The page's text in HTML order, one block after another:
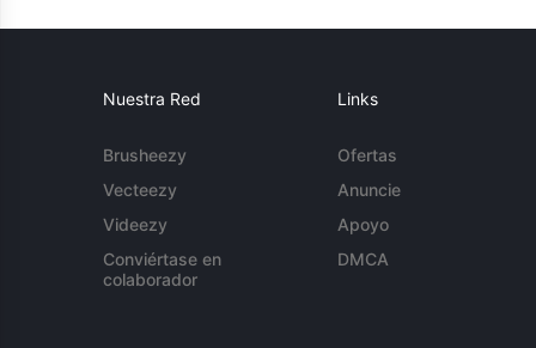
Nuestra Red
Brusheezy
Vecteezy
Videezy
Conviértase en
colaborador
Links
Ofertas
Anuncie
Apoyo
DMCA